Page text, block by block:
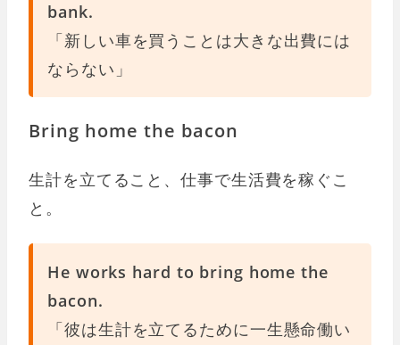
bank.
「新しい車を買うことは大きな出費には
ならない」
Bring home the bacon
生計を立てること、仕事で生活費を稼ぐこ
と。
He works hard to bring home the
bacon.
「彼は生計を立てるために一生懸命働い